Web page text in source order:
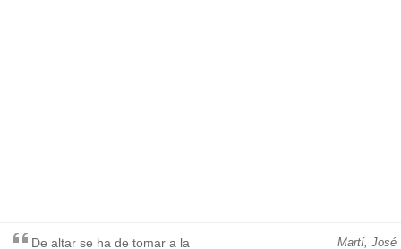
Martí, José
De altar se ha de tomar a la